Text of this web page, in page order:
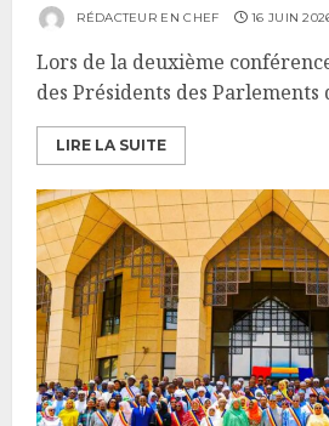
RÉDACTEUR EN CHEF 16 JUIN
Lors de la deuxième
des Présidents des Parlements
LIRE LA SUITE